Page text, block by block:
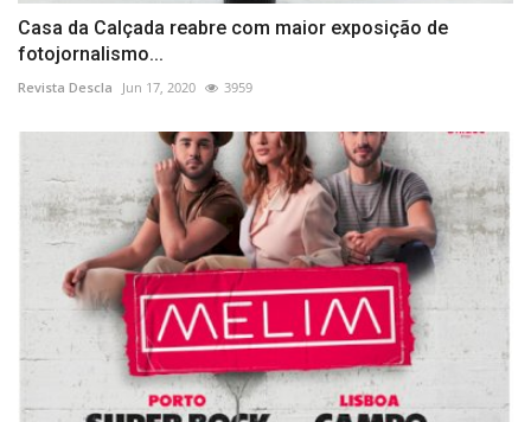
Casa da Calçada reabre com maior exposição de
fotojornalismo...
Revista Descla Jun 17, 2020 3959